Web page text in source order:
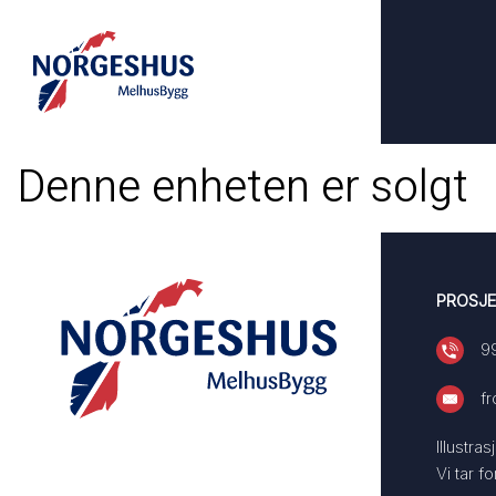
Denne enheten er solgt
Vi tar